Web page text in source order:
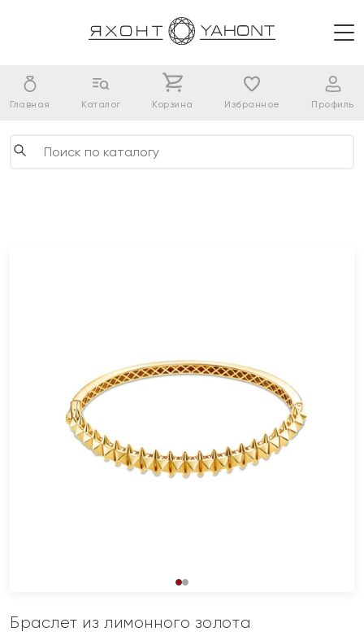
Главная Каталог Корзина Избранное Профиль
Браслет из лимонного золота